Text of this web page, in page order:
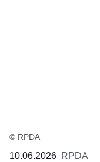
© RPDA
10.06.2026 RPDA